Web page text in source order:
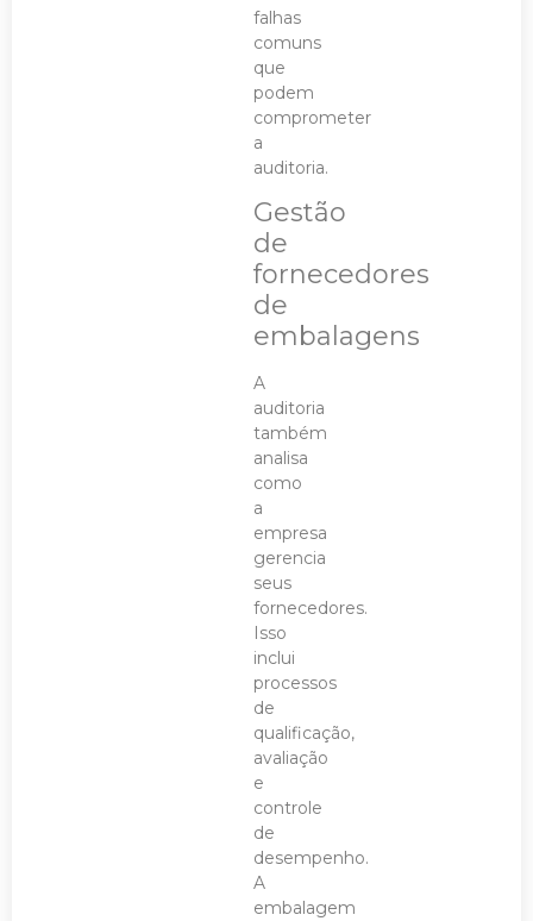
falhas
comuns
que
podem
comprometer
a
auditoria.
Gestão
de
fornecedores
de
embalagens
A
auditoria
também
analisa
como
a
empresa
gerencia
seus
fornecedores.
Isso
inclui
processos
de
qualificação,
avaliação
e
controle
de
desempenho.
A
embalagem